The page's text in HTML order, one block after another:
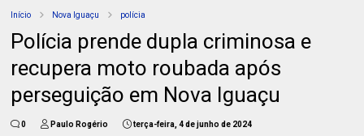
Início Nova Iguaçu polícia
Polícia prende dupla criminosa e
recupera moto roubada após
perseguição em Nova Iguaçu
0 Paulo Rogério terça-feira, 4 de junho de 2024